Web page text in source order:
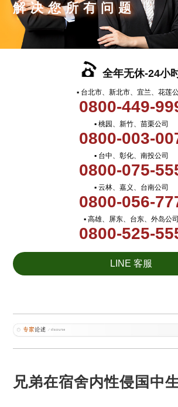
解决您所有问题
全年无休-24小
▪ 台北市、新北市、宜兰、花莲
0800-449-
▪ 桃园、新竹、苗栗公司
0800-003-
▪ 台中、彰化、南投公司
0800-075-
▪ 云林、嘉义、台南公司
0800-056-
▪ 高雄、屏东、台东、外岛公司
0800-525-
LINE 客服
兄弟在宿舍内性侵国中